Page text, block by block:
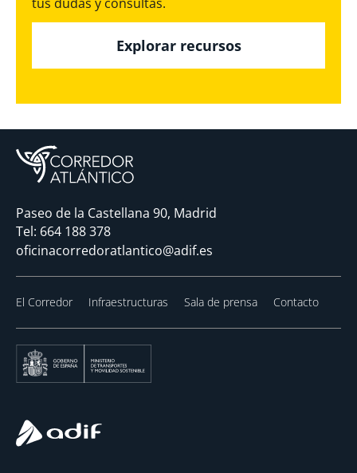
Explorar recursos
Paseo de la Castellana 90, Madrid
Tel: 664 188 378
oficinacorredoratlantico@adif.es
El Corredor Infraestructuras Sala de prensa Contacto